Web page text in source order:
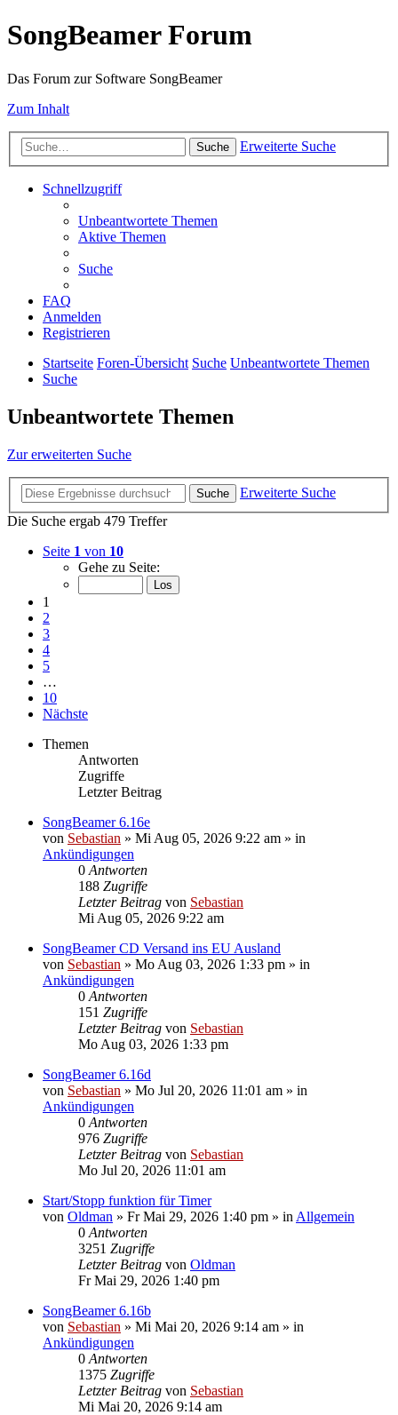
SongBeamer Forum
Das Forum zur Software SongBeamer
Zum Inhalt
Suche Erweiterte Suche
Schnellzugriff
Unbeantwortete Themen
Aktive Themen
Suche
FAQ
Anmelden
Registrieren
Startseite Foren-Übersicht Suche Unbeantwortete Themen
Suche
Unbeantwortete Themen
Zur erweiterten Suche
Suche
Erweiterte Suche
Die Suche ergab 479 Treffer
Seite 1 von 10
Gehe zu Seite:
1
2
3
4
5
…
10
Nächste
Themen
Antworten
Zugriffe
Letzter Beitrag
SongBeamer 6.16e
von Sebastian » Mi Aug 05, 2026 9:22 am » in
Ankündigungen
0 Antworten
188 Zugriffe
Letzter Beitrag von Sebastian
Mi Aug 05, 2026 9:22 am
SongBeamer CD Versand ins EU Ausland
von Sebastian » Mo Aug 03, 2026 1:33 pm » in
Ankündigungen
0 Antworten
151 Zugriffe
Letzter Beitrag von Sebastian
Mo Aug 03, 2026 1:33 pm
SongBeamer 6.16d
von Sebastian » Mo Jul 20, 2026 11:01 am » in
Ankündigungen
0 Antworten
976 Zugriffe
Letzter Beitrag von Sebastian
Mo Jul 20, 2026 11:01 am
Start/Stopp funktion für Timer
von Oldman » Fr Mai 29, 2026 1:40 pm » in Allgemein
0 Antworten
3251 Zugriffe
Letzter Beitrag von Oldman
Fr Mai 29, 2026 1:40 pm
SongBeamer 6.16b
von Sebastian » Mi Mai 20, 2026 9:14 am » in
Ankündigungen
0 Antworten
1375 Zugriffe
Letzter Beitrag von Sebastian
Mi Mai 20, 2026 9:14 am